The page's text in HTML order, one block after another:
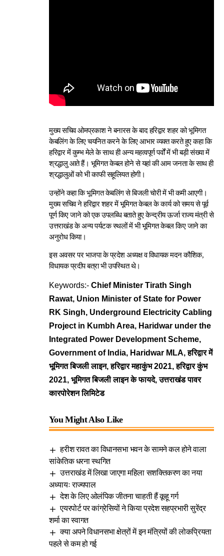
मुख्य सचिव ओमप्रकाश ने बनारस के बाद हरिद्वार शहर को भूमिगत
केबलिंग के लिए चयनित करने के लिए आभार व्यक्त करते हुए कहा कि
हरिद्वार में कुम्भ मेले के साथ ही अन्य महत्वपूर्ण पर्वों में भी बड़ी संख्या में
श्रद्धालु आते हैं। भूमिगत केबल होने से यहां की आम जनता के साथ ही
श्रद्धालुओं को भी काफी सहूलियत होगी।
उन्होंने कहा कि भूमिगत केबलिंग से बिजली चोरी में भी कमी आएगी।
मुख्य सचिव ने हरिद्वार शहर में भूमिगत केबल के कार्य को समय से पूर्व
पूर्ण किए जाने को एक उपलब्धि बताते हुए केन्द्रीय ऊर्जा राज्य मंत्री से
उत्तराखंड के अन्य पर्यटक स्थलों में भी भूमिगत केबल किए जाने का
अनुरोध किया।
इस अवसर पर भाजपा के प्रदेश अध्यक्ष व विधायक मदन कौशिक,
विधायक प्रदीप बत्रा भी उपस्थित थे।
Keywords:- Chief Minister Tirath Singh
Rawat, Union Minister of State for Power
RK Singh, Underground Electricity Cabling
Project in Kumbh Area, Haridwar under the
Integrated Power Development Scheme,
Government of India, Haridwar MLA, हरिद्वार में
भूमिगत बिजली लाइन, हरिद्वार महाकुंभ 2021, हरिद्वार कुंभ
2021, भूमिगत बिजली लाइन के फायदे, उत्तराखंड पावर
कारपोरेशन लिमिटेड
You Might Also Like
हरीश रावत का विधानसभा भवन के सामने कल होने वाला
सांकेतिक धरना स्थगित
उत्तराखंड में लिखा जाएगा महिला सशक्तिकरण का नया
अध्यायः राज्यपाल
देश के लिए ओलंपिक जीतना चाहती हैं कूहू गर्ग
एयरपोर्ट पर कांग्रेसियों ने किया प्रदेश सहप्रभारी सुरेंद्र
शर्मा का स्वागत
क्या अपने विधानसभा क्षेत्रों में इन मंत्रियों की लोकप्रियता
पहले से कम हो गई